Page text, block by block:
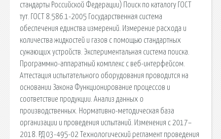
стандарты Российской Федерации) Поиск по каталогу ГОСТ
тут. ГОСТ 8.586.1-2005 Государственная система
обеспечения единства измерений. Измерение расхода и
количества жидкостей и газов с помощью стандартных
сужающих устройств. Экспериментальная система поиска.
Программно-аппаратный комплекс с веб-интерфейсом.
Аттестация испытательного оборудования проводится на
основании Закона Функционирование процессов и
соответствие продукции. Анализ данных о
производственных. Нормативно-методическая база
организации и проведения испытаний. Изменения с 2017–
2018. РД 03-495-02 Технологический регламент проведения